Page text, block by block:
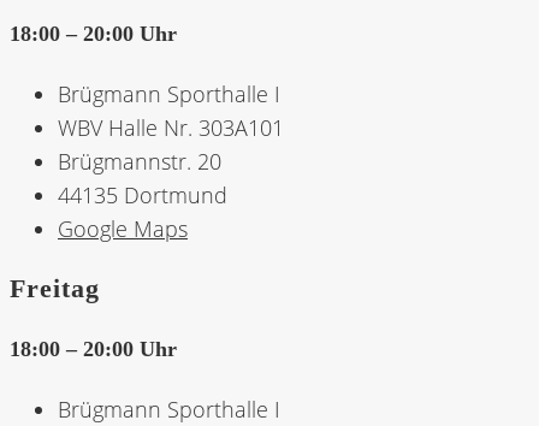
18:00 – 20:00 Uhr
Brügmann Sporthalle I
WBV Halle Nr. 303A101
Brügmannstr. 20
44135 Dortmund
Google Maps
Freitag
18:00 – 20:00 Uhr
Brügmann Sporthalle I